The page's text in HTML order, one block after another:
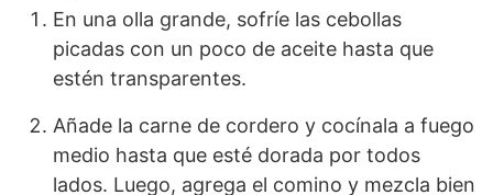
En una olla grande, sofríe las cebollas
picadas con un poco de aceite hasta que
estén transparentes.
Añade la carne de cordero y cocínala a fuego
medio hasta que esté dorada por todos
lados. Luego, agrega el comino y mezcla bien